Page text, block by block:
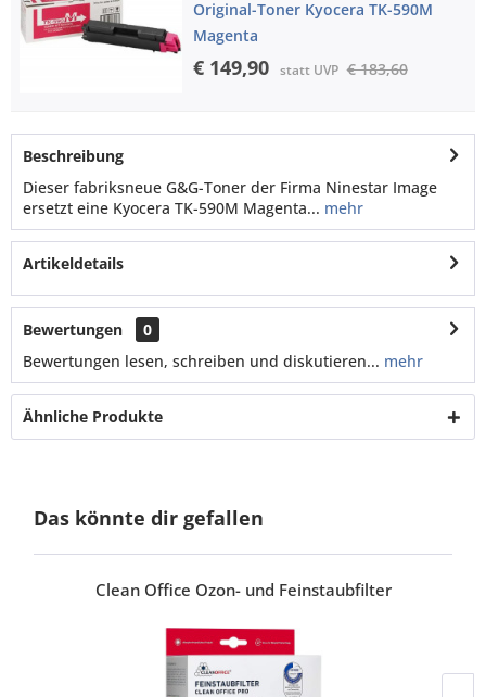
Original-Toner Kyocera TK-590M
Magenta
€ 149,90 statt UVP € 183,60
Beschreibung
Dieser fabriksneue G&G-Toner der Firma Ninestar Image
ersetzt eine Kyocera TK-590M Magenta... mehr
Artikeldetails
Bewertungen
0
Bewertungen lesen, schreiben und diskutieren... mehr
Ähnliche Produkte
Das könnte dir gefallen
Clean Office Ozon- und Feinstaubfilter